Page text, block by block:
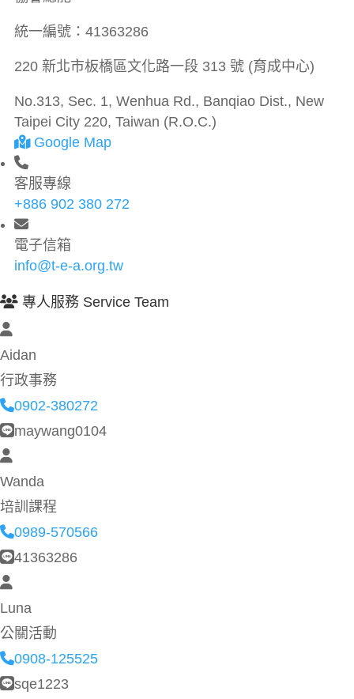
統一編號： 41363286
220 新北市板橋區文化路一段 313 號 (育成中心)
No.313, Sec. 1, Wenhua Rd., Banqiao Dist., New
Taipei City 220, Taiwan (R.O.C.)
Google Map
客服專線
+886 902 380 272
電子信箱
info@t-e-a.org.tw
專人服務 Service Team
Aidan
行政事務
0902-380272
maywang0104
Wanda
培訓課程
0989-570566
41363286
Luna
公關活動
0908-125525
sqe1223